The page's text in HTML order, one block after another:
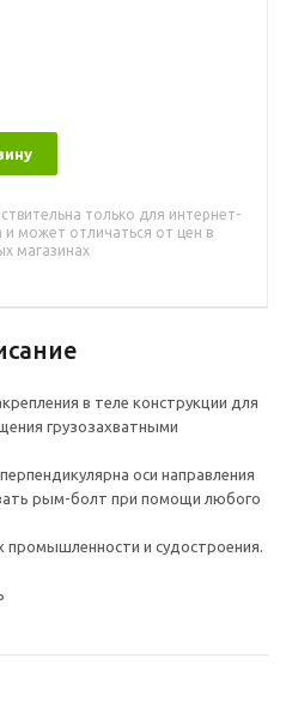
промышленности и
только для интернет-
и может отличаться от цен в
магазинах
в теле конструкции для
грузозахватными
оси направления
рым-болт при помощи любого
промышленности и судостроения.